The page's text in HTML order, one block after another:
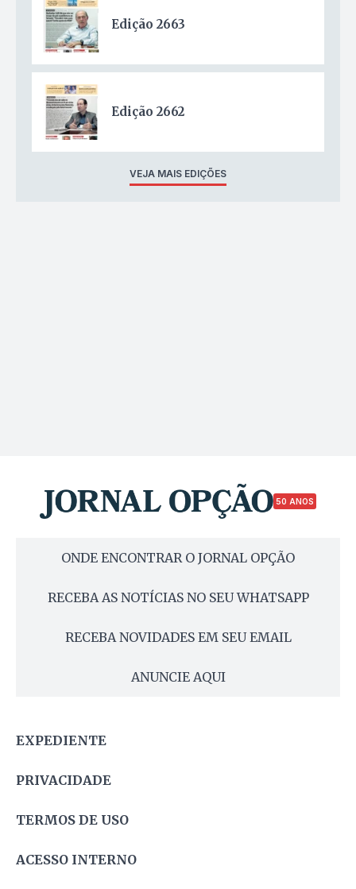
Edição 2663
Edição 2662
VEJA MAIS EDIÇÕES
50 ANOS
ONDE ENCONTRAR O JORNAL OPÇÃO
RECEBA AS NOTÍCIAS NO SEU WHATSAPP
RECEBA NOVIDADES EM SEU EMAIL
ANUNCIE AQUI
EXPEDIENTE
PRIVACIDADE
TERMOS DE USO
ACESSO INTERNO